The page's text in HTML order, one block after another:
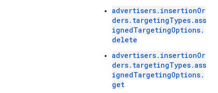
advertisers.insertionOr
ders.targetingTypes.ass
ignedTargetingOptions.
delete
advertisers.insertionOr
ders.targetingTypes.ass
ignedTargetingOptions.
get